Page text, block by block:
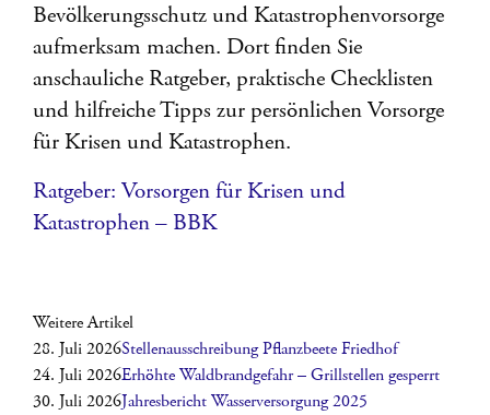
Bevölkerungsschutz und Katastrophenvorsorge
aufmerksam machen. Dort finden Sie
anschauliche Ratgeber, praktische Checklisten
und hilfreiche Tipps zur persönlichen Vorsorge
für Krisen und Katastrophen.
Ratgeber: Vorsorgen für Krisen und
Katastrophen – BBK
Weitere Artikel
28. Juli 2026Stellenausschreibung Pflanzbeete Friedhof
24. Juli 2026Erhöhte Waldbrandgefahr – Grillstellen gesperrt
30. Juli 2026Jahresbericht Wasserversorgung 2025